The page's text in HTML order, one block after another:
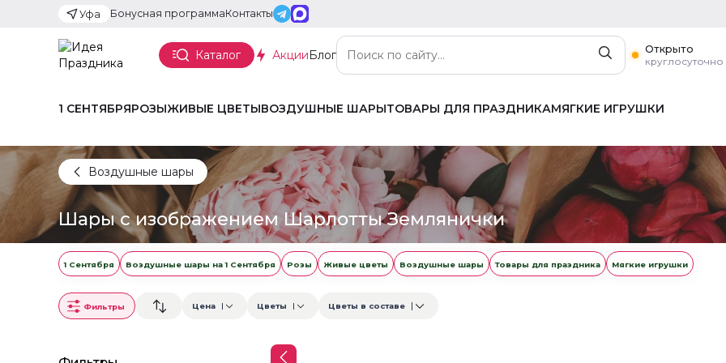
Уфа Бонусная программаКонтакты
Каталог АкцииБлог
Открыто
круглосуточно
1 СЕНТЯБРЯРОЗЫЖИВЫЕ ЦВЕТЫВОЗДУШНЫЕ ШАРЫТОВАРЫ ДЛЯ ПРАЗДНИКАМЯГКИЕ ИГРУШКИ
Воздушные шары
Шары с изображением Шарлотты Землянички
1 Сентября Воздушные шары на 1 Сентября Розы Живые цветы Воздушные шары Товары для праздника Мягкие игрушки
Фильтры Цена Цветы Цветы в составе